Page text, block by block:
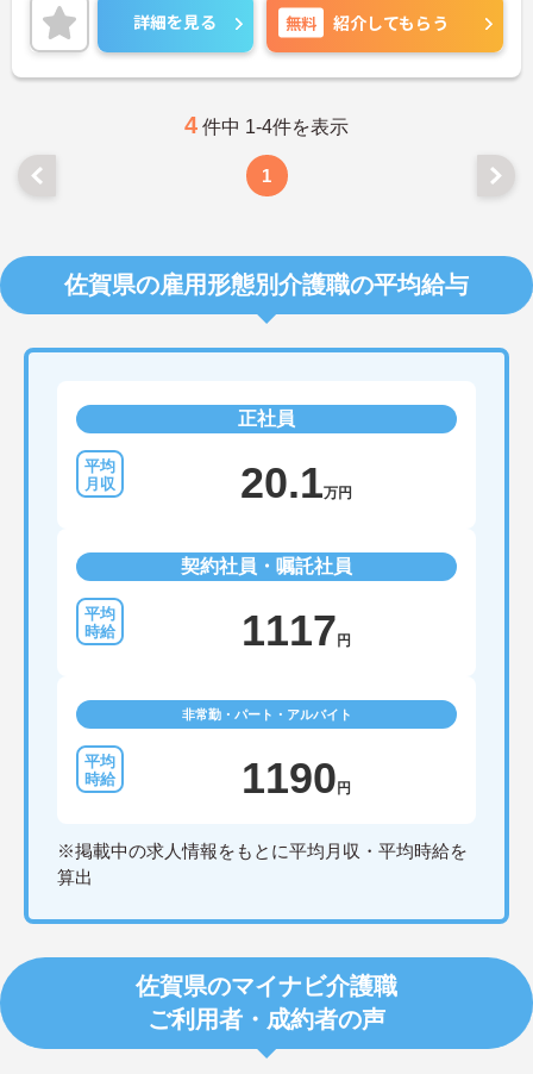
ご興味ある方には、面接のポイントなど、さらに詳
細をお話致しますのでお気軽にご相談ください。
詳細を見る 無料 紹介してもらう
4 件中 1-4件を表示
1
佐賀県の雇用形態別介護職の平均給与
正社員
20.1万円
契約社員・嘱託社員
1117 円
非常勤・パート・アルバイト
1190 円
※掲載中の求人情報をもとに平均月収・平均時給を
算出
佐賀県のマイナビ介護職
ご利用者・成約者の声